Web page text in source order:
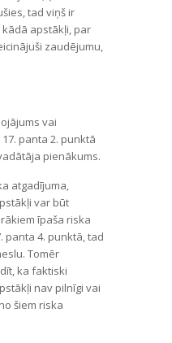
tad viņš ir
apstākļi, par
zaudējumu,
vai
panta 2. punktā
pienākums.
atgadījuma,
var būt
īpaša riska
panta 4. punktā, tad
Tomēr
ka faktiski
nav pilnīgi vai
šiem riska